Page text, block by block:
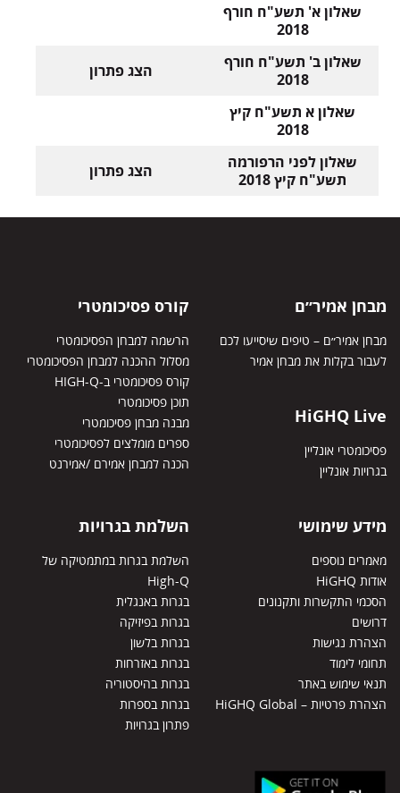
שאלון א' תשע"ח חורף
2018
שאלון ב' תשע"ח חורף
2018
הצג פתרון
שאלון א תשע"ח קיץ
2018
שאלון לפני הרפורמה
תשע"ח קיץ 2018 הצג פתרון
קורס פסיכומטרי
הרשמה למבחן הפסיכומטרי
מסלול ההכנה למבחן הפסיכומטרי
קורס פסיכומטרי ב-HIGH-Q
תוכן פסיכומטרי
מבנה מבחן פסיכומטרי
ספרים מומלצים לפסיכומטרי
הכנה למבחן אמירם /אמירנט
השלמת בגרויות
השלמת בגרות במתמטיקה של
High-Q
בגרות באנגלית
בגרות בפיזיקה
בגרות בלשון
בגרות באזרחות
בגרות בהיסטוריה
בגרות בספרות
פתרון בגרויות
מבחן אמיר״ם
מבחן אמיר״ם – טיפים שיסייעו לכם
לעבור בקלות את מבחן אמיר
HiGHQ Live
פסיכומטרי אונליין
בגרויות אונליין
מידע שימושי
מאמרים נוספים
אודות HiGHQ
הסכמי התקשרות ותקנונים
דרושים
הצהרת נגישות
תחומי לימוד
תנאי שימוש באתר
הצהרת פרטיות – HiGHQ Global